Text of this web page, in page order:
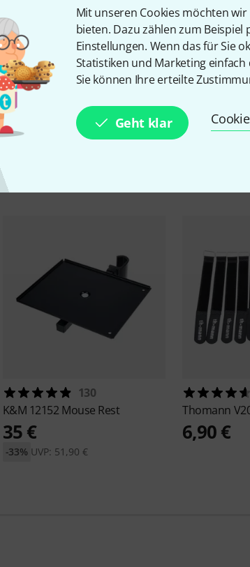
Mit unseren Cookies möchten
bieten. Dazu zählen zum
Einstellungen. Wenn das für Sie
Statistiken und Marketing einfach
Sie können Ihre erteilte
Geht klar
Zubehör &
130
K&M 12152 Mouse Rest
35 €
UVP: 51,90 €
-33%
Thomann
6,90 €